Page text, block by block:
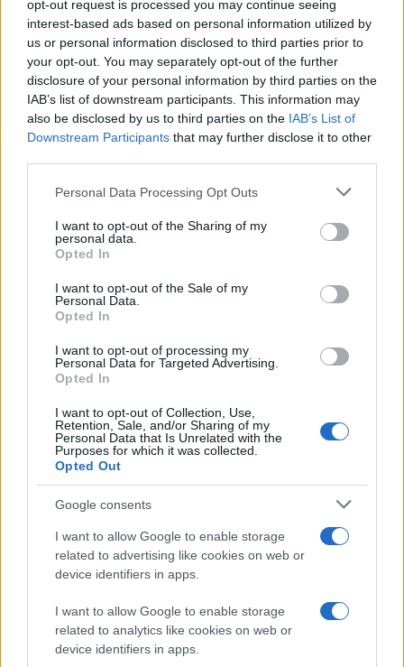
opt-out request is processed you may continue seeing
interest-based ads based on personal information utilized by
us or personal information disclosed to third parties prior to
your opt-out. You may separately opt-out of the further
disclosure of your personal information by third parties on the
IAB’s list of downstream participants. This information may
also be disclosed by us to third parties on the IAB’s List of
Downstream Participants that may further disclose it to other
Please note that this website/app uses one or more Google
not limited to your visit or usage behaviour. You may click to
grant or deny consent to Google and its third-party tags to
use your data for below specified purposes in below Google
consent section.
Personal Data Processing Opt Outs
I want to opt-out of the Sharing of my
personal data.
Opted In
I want to opt-out of the Sale of my
Personal Data.
Opted In
I want to opt-out of processing my
Personal Data for Targeted Advertising.
Opted In
I want to opt-out of Collection, Use,
Retention, Sale, and/or Sharing of my
Personal Data that Is Unrelated with the
Purposes for which it was collected.
Opted Out
Google consents
I want to allow Google to enable storage
related to advertising like cookies on web or
device identifiers in apps.
I want to allow Google to enable storage
related to analytics like cookies on web or
device identifiers in apps.